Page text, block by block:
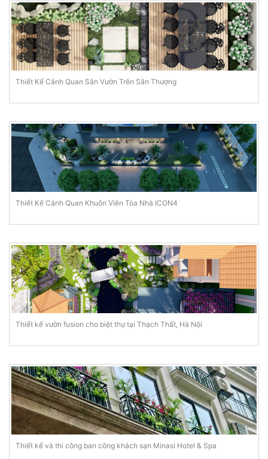
Thiết Kế Cảnh Quan Sân Vườn Trên Sân Thượng
Thiết Kế Cảnh Quan Khuôn Viên Tòa Nhà ICON4
Thiết kế vườn fusion cho biệt thự tại Thạch Thất, Hà Nội
Thiết kế và thi công ban công khách sạn Minasi Hotel & Spa